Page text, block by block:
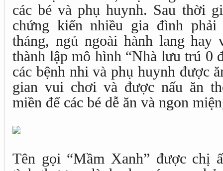
các bé và phụ huynh. Sau thời
chứng kiến nhiều gia đình
tháng, ngủ ngoài hành lang
thành lập mô hình “Nhà lưu trú 0
các bệnh nhi và phụ huynh được
gian vui chơi và được nấu ăn
miền để các bé dễ ăn và ngon
Tên gọi “Mầm Xanh” được chị